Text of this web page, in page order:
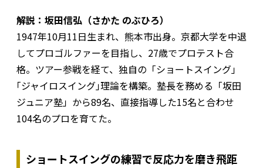
解説：坂田信弘（さかた のぶひろ）
1947年10月11日生まれ、熊本市出身。京都大学を中退
してプロゴルファーを目指し、27歳でプロテスト合
格。ツアー参戦を経て、独自の「ショートスイング」
｢ジャイロスイング｣理論を構築。塾長を務める「坂田
ジュニア塾」から89名、直接指導した15名と合わせ
104名のプロを育てた。
ショートスイングの練習で反応力を磨き飛距